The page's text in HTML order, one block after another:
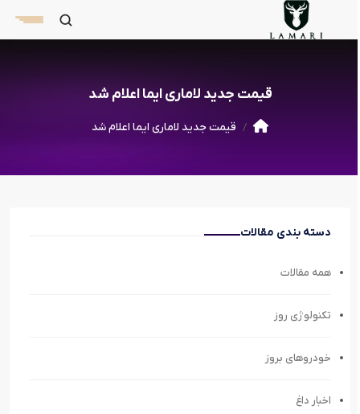
قیمت جدید لاماری ایما اعلام شد
قیمت جدید لاماری ایما اعلام شد
دسته بندی مقالات
همه مقالات
تکنولوژی روز
خودروهای بروز
اخبار داغ